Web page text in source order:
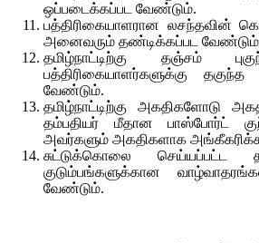
ஒப்படைக்கப்பட வேண்டும்.
பத்திரிகையாளரான லசந்தவின்
அனைவரும் தண்டிக்கப்பட
தமிழ்நாட்டிற்கு தஞ்சம்
பத்திரிகையாளர்களுக்கு தகுந்த
வேண்டும்.
தமிழ்நாட்டிற்கு அகதிகளோடு
தம்பதியர் மீதான பாஸ்போர்ட்
அவர்களும் அகதிகளாக
சுட்டுக்கொலை செய்யப்பட்ட
குடும்பங்களுக்கான
வேண்டும்.